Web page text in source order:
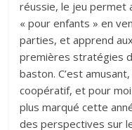
réussie, le jeu permet
« pour enfants » en
parties, et apprend
premières stratégies
baston. C’est
coopératif, et pour moi
plus marqué cette
des perspectives sur